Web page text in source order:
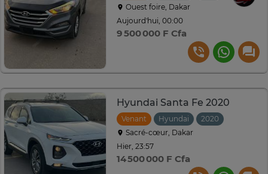
Ouest foire, Dakar
Aujourd'hui, 00:00
9 500 000 F Cfa
Hyundai Santa Fe 2020
Venant Hyundai 2020
Sacré-cœur, Dakar
Hier, 23:57
14 500 000 F Cfa